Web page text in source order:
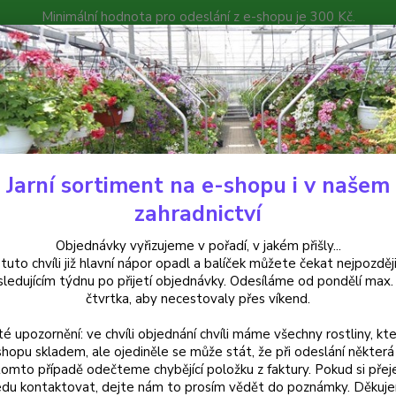
Minimální hodnota pro odeslání z e-shopu je 300 Kč.
můžete čekat nejpozději v následujícím týdnu po přijetí
Poradna Kontakty
Hledat
Bylinky a léčivky Oparovník- Plectranthus - 1 ks
Plectranthus - 1 ks
do
Jarní sortiment na e-shopu i v našem
zahradnictví
Objednávky vyřizujeme v pořadí, v jakém přišly...
chvíli již hlavní nápor opadl a balíček můžete čekat
týdnu po přijetí objednávky. Odesíláme od pondělí
čtvrtka, aby necestovaly přes víkend.
upozornění: ve chvíli objednání chvíli máme všechny rostliny,
skladem, ale ojediněle se může stát, že při odeslání některá
případě odečteme chybějící položku z faktury. Pokud si
kontaktovat, dejte nám to prosím vědět do poznámky.